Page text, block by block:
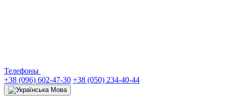
Телефоны
+38 (096) 602-47-30 +38 (050) 234-40-44
Мова